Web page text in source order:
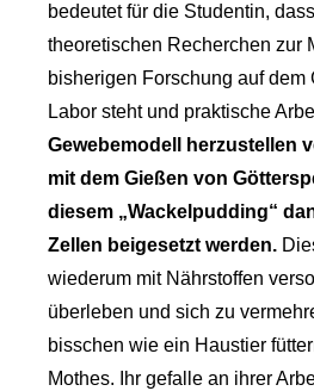
bedeutet für die Studentin,
theoretischen Recherchen zur
bisherigen Forschung auf dem
Labor steht und praktische
Gewebemodell herzustellen
mit dem Gießen von
diesem „Wackelpudding“
Zellen beigesetzt werden.
wiederum mit Nährstoffen
überleben und sich zu
bisschen wie ein Haustier
Mothes. Ihr gefalle an ihrer